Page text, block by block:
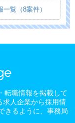
覧（8案件）
転職情報を掲載して
求人企業から採用情
きるように、事務局